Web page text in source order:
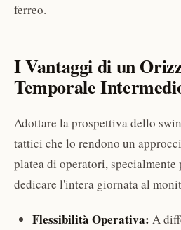
ferreo.
I Vantaggi di un
Temporale
Adottare la prospettiva dello
tattici che lo rendono un
platea di operatori, specialmente
dedicare l'intera giornata al
Flessibilità Operativa: A